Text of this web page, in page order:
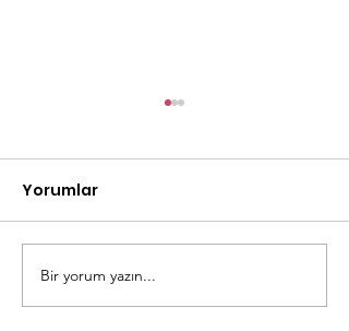
İyileştiren Sessizlik:
Tavşan Dinledi
Yorumlar
Bir yorum yazın...